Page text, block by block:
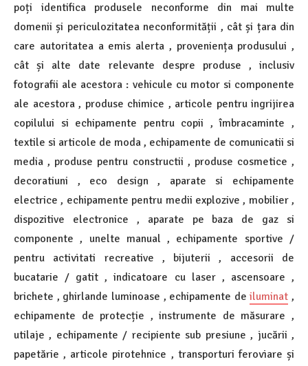
poți identifica produsele neconforme din mai multe
domenii și periculozitatea neconformității , cât și țara din
care autoritatea a emis alerta , proveniența produsului ,
cât și alte date relevante despre produse , inclusiv
fotografii ale acestora : vehicule cu motor si componente
ale acestora , produse chimice , articole pentru ingrijirea
copilului si echipamente pentru copii , îmbracaminte ,
textile si articole de moda , echipamente de comunicatii si
media , produse pentru constructii , produse cosmetice ,
decoratiuni , eco design , aparate si echipamente
electrice , echipamente pentru medii explozive , mobilier ,
dispozitive electronice , aparate pe baza de gaz si
componente , unelte manual , echipamente sportive /
pentru activitati recreative , bijuterii , accesorii de
bucatarie / gatit , indicatoare cu laser , ascensoare ,
brichete , ghirlande luminoase , echipamente de iluminat ,
echipamente de protecție , instrumente de măsurare ,
utilaje , echipamente / recipiente sub presiune , jucării ,
papetărie , articole pirotehnice , transporturi feroviare și